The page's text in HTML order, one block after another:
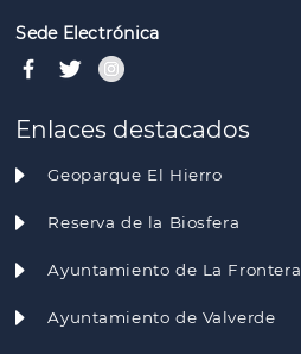
Sede Electrónica
Enlaces destacados
Geoparque El Hierro
Reserva de la Biosfera
Ayuntamiento de La Frontera
Ayuntamiento de Valverde